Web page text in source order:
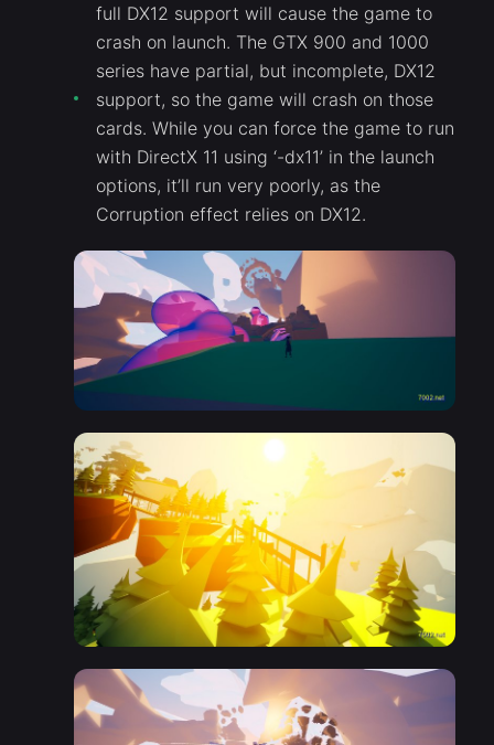
full DX12 support will cause the game to
crash on launch. The GTX 900 and 1000
series have partial, but incomplete, DX12
support, so the game will crash on those
cards. While you can force the game to run
with DirectX 11 using ‘-dx11’ in the launch
options, it’ll run very poorly, as the
Corruption effect relies on DX12.